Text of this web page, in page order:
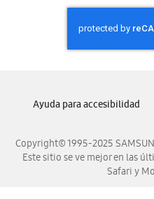
Samsung
Copyright© 1995-2025
Este sitio se ve mejor en las
Safari y
Ayuda para accesibilidad